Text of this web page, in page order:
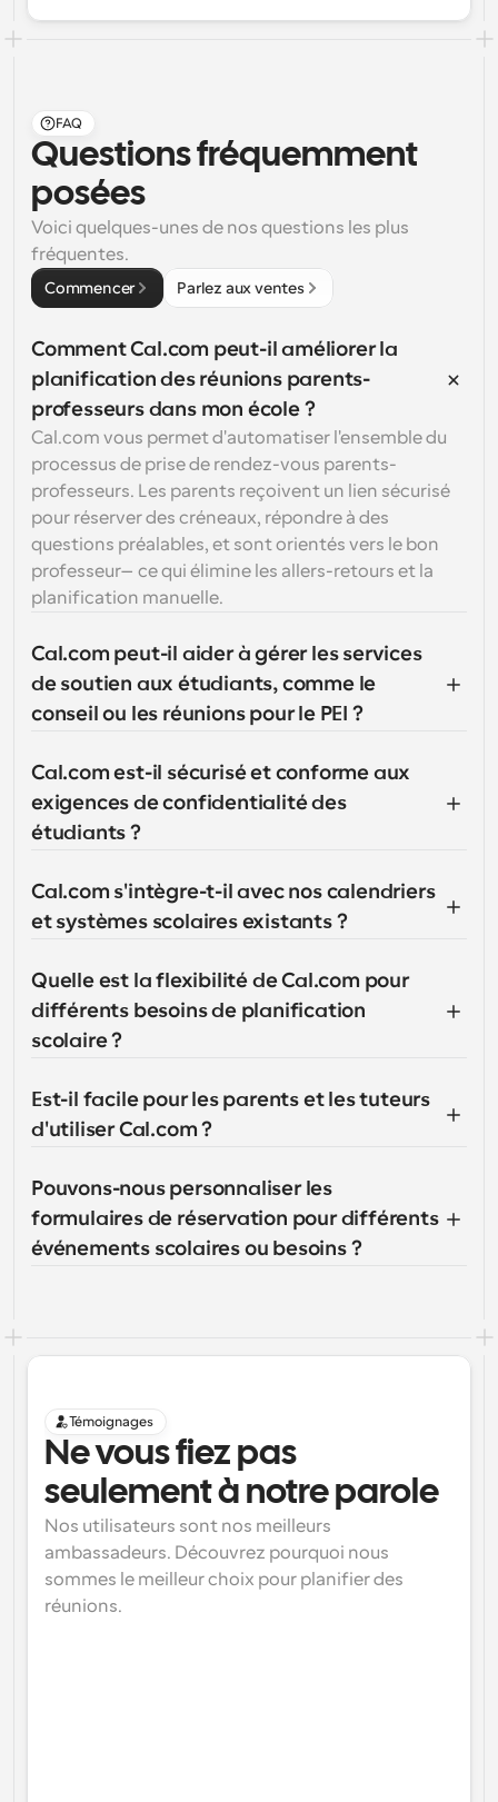
FAQ
Questions fréquemment
posées
Voici quelques-unes de nos questions les plus
fréquentes.
Commencer Parlez aux ventes
Comment Cal.com peut-il améliorer la
planification des réunions parents-
professeurs dans mon école ?
Cal.com vous permet d'automatiser l'ensemble du
processus de prise de rendez-vous parents-
professeurs. Les parents reçoivent un lien sécurisé
pour réserver des créneaux, répondre à des
questions préalables, et sont orientés vers le bon
professeur—ce qui élimine les allers-retours et la
planification manuelle.
Cal.com peut-il aider à gérer les services
de soutien aux étudiants, comme le
conseil ou les réunions pour le PEI ?
Cal.com est-il sécurisé et conforme aux
exigences de confidentialité des
étudiants ?
Cal.com s'intègre-t-il avec nos calendriers
et systèmes scolaires existants ?
Quelle est la flexibilité de Cal.com pour
différents besoins de planification
scolaire ?
Est-il facile pour les parents et les tuteurs
d'utiliser Cal.com ?
Pouvons-nous personnaliser les
formulaires de réservation pour différents
événements scolaires ou besoins ?
Témoignages
Ne vous fiez pas
seulement à notre parole
Nos utilisateurs sont nos meilleurs
ambassadeurs. Découvrez pourquoi nous
sommes le meilleur choix pour planifier des
réunions.